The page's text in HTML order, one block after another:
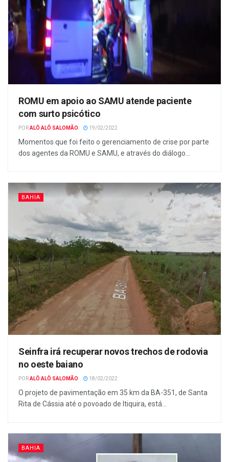
ROMU em apoio ao SAMU atende paciente
com surto psicótico
PORALÔ ALÔ SALOMÃO 19/02/2022
Momentos que foi feito o gerenciamento de crise por parte
dos agentes da ROMU e SAMU, e através do diálogo...
BAHIA
Seinfra irá recuperar novos trechos de rodovia
no oeste baiano
PORALÔ ALÔ SALOMÃO 18/02/2022
O projeto de pavimentação em 35 km da BA-351, de Santa
Rita de Cássia até o povoado de Itiquira, está...
BAHIA